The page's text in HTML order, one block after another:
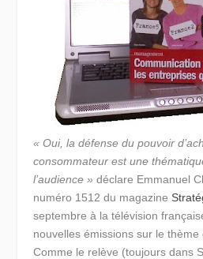
« Oui, la défense du pouvoir
consommateur est une
l’audience » déclare Emmanuel
numéro 1512 du magazine
septembre à la télévision
nouvelles émissions sur le thème
Comme le relève (toujours dans